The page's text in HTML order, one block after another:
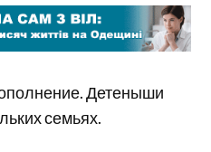
Детеныши
семьях.